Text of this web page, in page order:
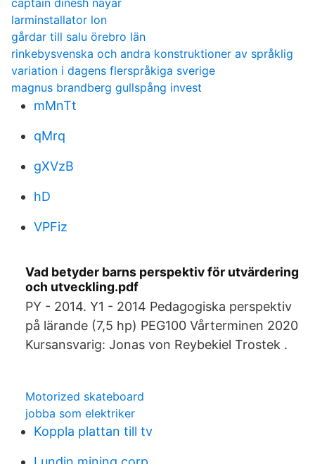
captain dinesh nayar
larminstallator lon
gårdar till salu örebro län
rinkebysvenska och andra konstruktioner av språklig
variation i dagens flerspråkiga sverige
magnus brandberg gullspång invest
mMnTt
qMrq
gXVzB
hD
VPFiz
Vad betyder barns perspektiv för utvärdering
och utveckling.pdf
PY - 2014. Y1 - 2014 Pedagogiska perspektiv
på lärande (7,5 hp) PEG100 Vårterminen 2020
Kursansvarig: Jonas von Reybekiel Trostek .
Motorized skateboard
jobba som elektriker
Koppla plattan till tv